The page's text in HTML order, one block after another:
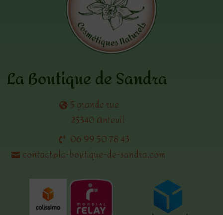
La Boutique de Sandra
5 grande rue
25340 Anteuil
06 99 50 78 43
contact@la-boutique-de-sandra.com